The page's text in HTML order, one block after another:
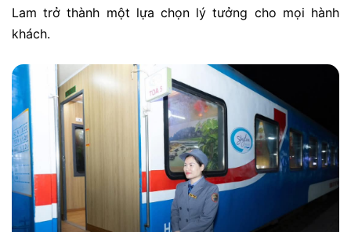
Lam trở thành một lựa chọn lý tưởng cho mọi hành
khách.